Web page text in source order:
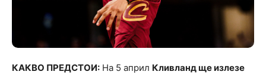
КАКВО ПРЕДСТОИ: На 5 април Кливланд ще излезе